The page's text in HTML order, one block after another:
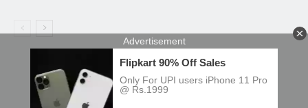
© Spacesnews • სფეისნიუსი